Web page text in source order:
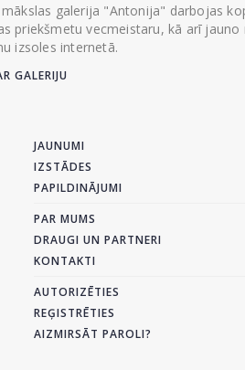
mākslas galerija "Antonija" darbojas
priekšmetu vecmeistaru, kā arī
izsoles internetā.
GALERIJU
JAUNUMI
IZSTĀDES
PAPILDINĀJUMI
PAR MUMS
DRAUGI UN PARTNERI
KONTAKTI
AUTORIZĒTIES
REĢISTRĒTIES
AIZMIRSĀT PAROLI?